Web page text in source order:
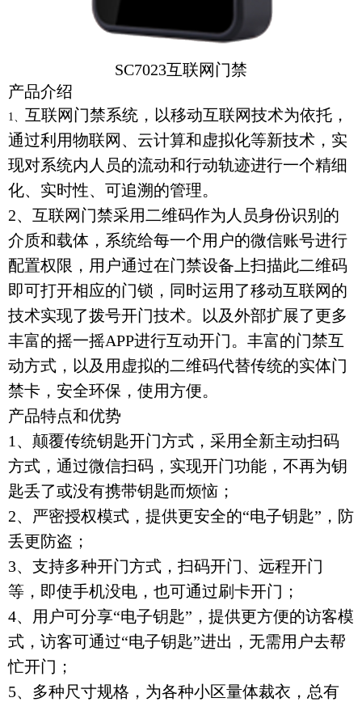
SC7023互联网门禁
产品介绍
1、 互联网门禁系统，以移动互联网技术为依托，
通过利用物联网、云计算和虚拟化等新技术，实
现对系统内人员的流动和行动轨迹进行一个精细
化、实时性、可追溯的管理。
2、互联网门禁采用二维码作为人员身份识别的
介质和载体，系统给每一个用户的微信账号进行
配置权限，用户通过在门禁设备上扫描此二维码
即可打开相应的门锁，同时运用了移动互联网的
技术实现了拨号开门技术。以及外部扩展了更多
丰富的摇一摇APP进行互动开门。丰富的门禁互
动方式，以及用虚拟的二维码代替传统的实体门
禁卡，安全环保，使用方便。
产品特点和优势
1、颠覆传统钥匙开门方式，采用全新主动扫码
方式，通过微信扫码，实现开门功能，不再为钥
匙丢了或没有携带钥匙而烦恼；
2、严密授权模式，提供更安全的“电子钥匙”，防
丢更防盗；
3、支持多种开门方式，扫码开门、远程开门
等，即使手机没电，也可通过刷卡开门；
4、用户可分享“电子钥匙”，提供更方便的访客模
式，访客可通过“电子钥匙”进出，无需用户去帮
忙开门；
5、多种尺寸规格，为各种小区量体裁衣，总有